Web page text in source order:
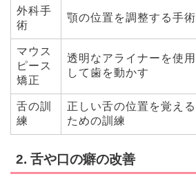
外科手
術
顎の位置を調整する手術
マウス
ピース
矯正
透明なアライナーを使用
して歯を動かす
舌の訓
練
正しい舌の位置を覚える
ための訓練
2. 舌や口の癖の改善